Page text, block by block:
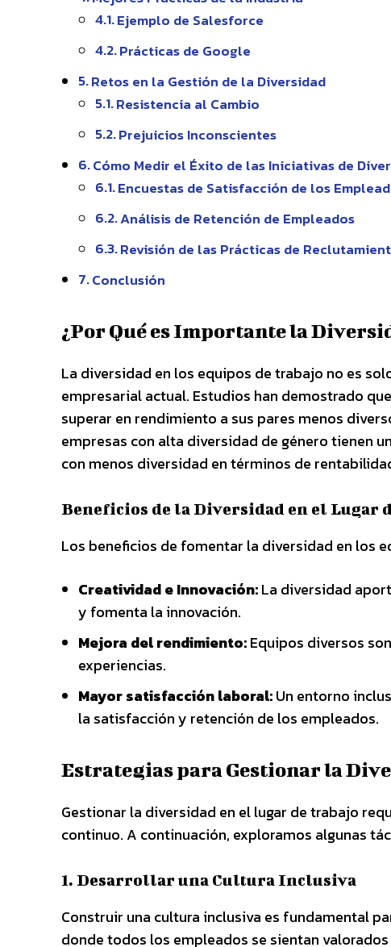
Ejemplo de Salesforce
Prácticas de Google
Retos en la Gestión de la Diversidad
Resistencia al Cambio
Prejuicios Inconscientes
Cómo Medir el Éxito de las Iniciativas de
Encuestas de Satisfacción de los
Análisis de Retención de Empleados
Revisión de las Prácticas de
Conclusión
¿Por Qué es Importante la
La diversidad en los equipos de trabajo no es
empresarial actual. Estudios han demostrado
superar en rendimiento a sus pares menos
empresas con alta diversidad de género tienen
con menos diversidad en términos de
Beneficios de la Diversidad en el Lugar
Los beneficios de fomentar la diversidad en los
Creatividad e Innovación:La diversidad
y fomenta la innovación.
Mejora del rendimiento:Equipos diversos
experiencias.
Mayor satisfacción laboral:Un entorno
la satisfacción y retención de los empleados.
Estrategias para Gestionar la
Gestionar la diversidad en el lugar de trabajo
continuo. A continuación, exploramos algunas
1. Desarrollar una Cultura Inclusiva
Construir una cultura inclusiva es fundamental
donde todos los empleados se sientan